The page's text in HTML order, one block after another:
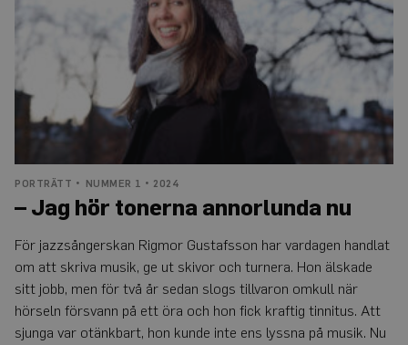
nu
PORTRÄTT NUMMER 1 • 2024
– Jag hör tonerna annorlunda nu
För jazzsångerskan Rigmor Gustafsson har vardagen handlat
om att skriva musik, ge ut skivor och turnera. Hon älskade
sitt jobb, men för två år sedan slogs tillvaron omkull när
hörseln försvann på ett öra och hon fick kraftig tinnitus. Att
sjunga var otänkbart, hon kunde inte ens lyssna på musik. Nu